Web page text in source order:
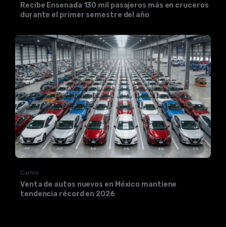
Recibe Ensenada 130 mil pasajeros más en cruceros
durante el primer semestre del año
Carlos
Venta de autos nuevos en México mantiene
tendencia récord en 2026